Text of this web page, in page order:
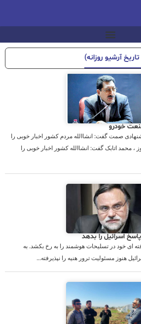
خودرو
صمت گفت: انشاالله مردم کشور اخبار خوبی را
، محمد اتابک گفت: انشاالله کشور اخبار خوبی را
اسرائیل را بدهد
ای خود در تسلیحات هوشمند را به رخ بکشد. به
هنوز مسئولیت ترور هنیه را نپذیرفته...